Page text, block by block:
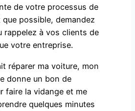
de votre processus de
possible, demandez
rappelez à vos clients de
votre entreprise.
réparer ma voiture, mon
donne un bon de
faire la vidange et me
quelques minutes